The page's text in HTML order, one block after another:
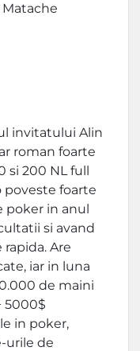
Matache
invitatului Alin
roman foarte
si 200 NL full
poveste foarte
poker in anul
si avand
Are
iar in luna
de maini
5000$
in poker,
urile de